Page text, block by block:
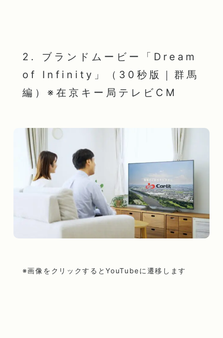
2. ブランドムービー「Dream
of Infinity」（30秒版｜群馬
編）※在京キー局テレビCM
※画像をクリックするとYouTubeに遷移します